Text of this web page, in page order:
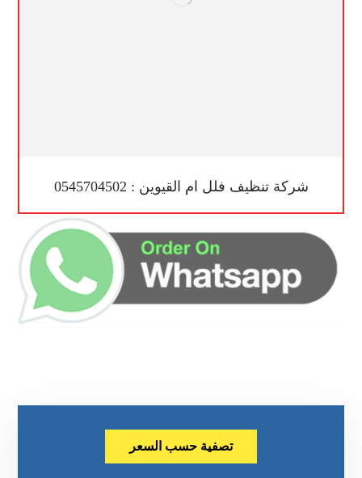
شركة تنظيف فلل ام القيوين : 0545704502
تصفية حسب السعر